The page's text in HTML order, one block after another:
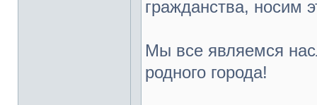
гражданства, носим
Мы все являемся
родного города!